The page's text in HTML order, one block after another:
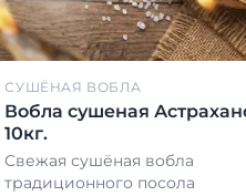
СУШЁНАЯ ВОБЛА
Вобла сушеная
10кг.
Свежая сушёная вобла
традиционного посола